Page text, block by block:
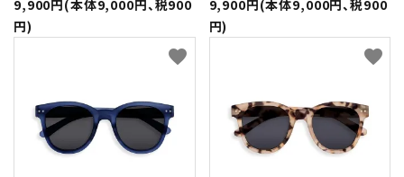
9,900円(本体9,000円、税900
円)
9,900円(本体9,000円、税900
円)
favorite favorite